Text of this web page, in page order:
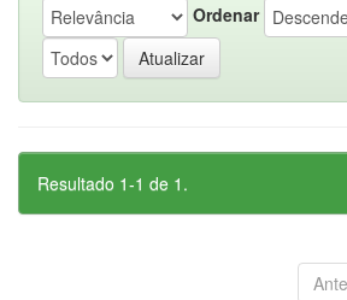
Ordenar
Resultado 1-1 de 1.